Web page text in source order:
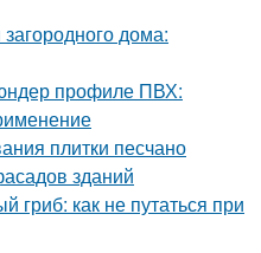
дома:
профиле ПВХ:
плитки песчано
зданий
гриб: как не путаться при